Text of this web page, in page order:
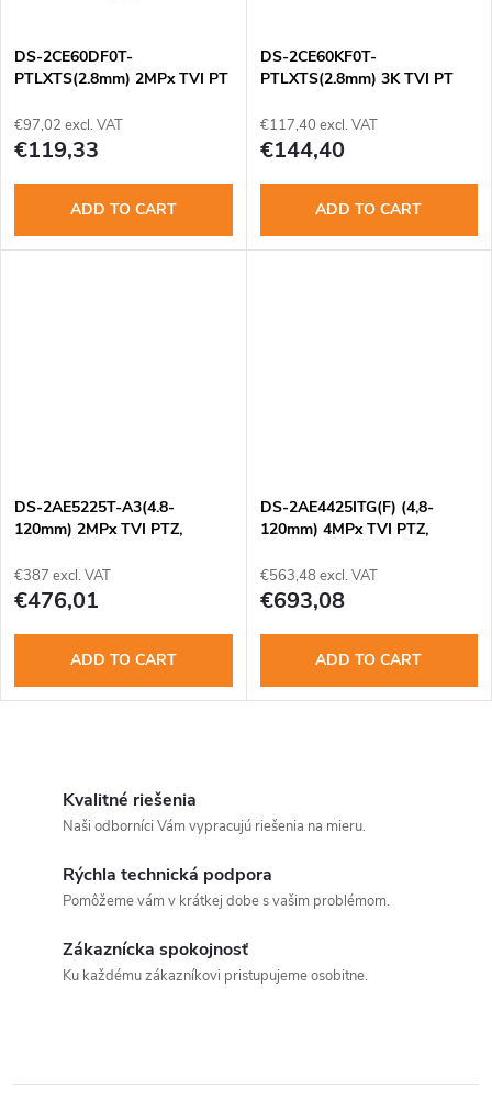
t
s
DS-2CE60DF0T-
PTLXTS(2.8mm) 2MPx TVI PT
€97,02 excl. VAT
€119,33
ADD TO CART
DS-2CE60KF0T-
PTLXTS(2.8mm) 3K TVI PT
€117,40 excl. VAT
€144,40
ADD TO CART
DS-2AE5225T-A3(4.8-
120mm) 2MPx TVI PTZ,
€387 excl. VAT
€476,01
ADD TO CART
DS-2AE4425ITG(F) (4,8-
120mm) 4MPx TVI PTZ,
€563,48 excl. VAT
€693,08
ADD TO CART
c
Kvalitné riešenia
Naši odborníci Vám vypracujú riešenia na mieru.
Rýchla technická podpora
Pomôžeme vám v krátkej dobe s vašim problémom.
Zákaznícka spokojnosť
Ku každému zákazníkovi pristupujeme osobitne.